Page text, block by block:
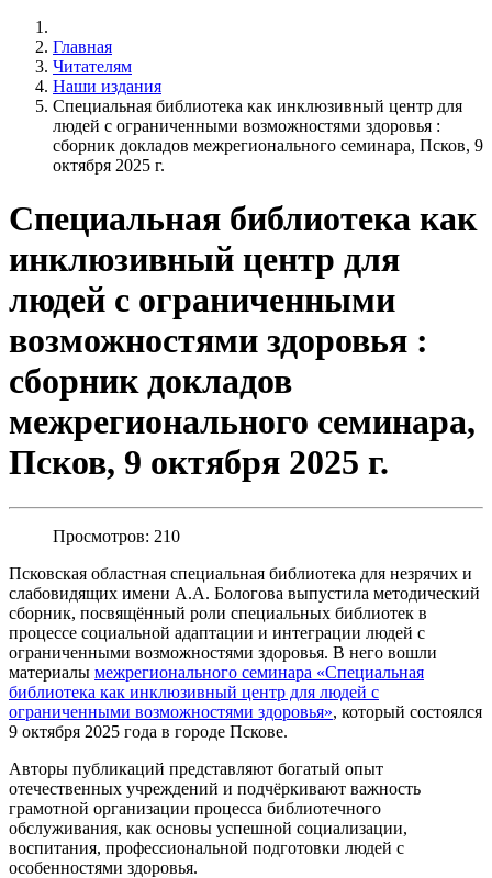
Главная
Читателям
Наши издания
Специальная библиотека как инклюзивный центр для
людей с ограниченными возможностями здоровья :
сборник докладов межрегионального семинара, Псков, 9
октября 2025 г.
Специальная библиотека как
инклюзивный центр для
людей с ограниченными
возможностями здоровья :
сборник докладов
межрегионального семинара,
Псков, 9 октября 2025 г.
Просмотров: 210
Псковская областная специальная библиотека для незрячих и
слабовидящих имени А.А. Бологова выпустила методический
сборник, посвящённый роли специальных библиотек в
процессе социальной адаптации и интеграции людей с
ограниченными возможностями здоровья. В него вошли
материалы межрегионального семинара «Специальная
библиотека как инклюзивный центр для людей с
ограниченными возможностями здоровья», который состоялся
9 октября 2025 года в городе Пскове.
Авторы публикаций представляют богатый опыт
отечественных учреждений и подчёркивают важность
грамотной организации процесса библиотечного
обслуживания, как основы успешной социализации,
воспитания, профессиональной подготовки людей с
особенностями здоровья.